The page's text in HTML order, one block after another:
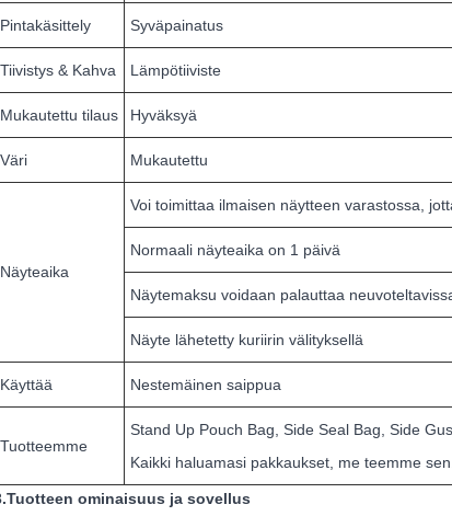
Pintakäsittely Syväpainatus
Tiivistys & Kahva Lämpötiiviste
Mukautettu tilaus Hyväksyä
Väri Mukautettu
Näyteaika
Voi toimittaa ilmaisen näytteen varastossa,
Normaali näyteaika on 1 päivä
Näytemaksu voidaan palauttaa
Näyte lähetetty kuriirin välityksellä
Käyttää Nestemäinen saippua
Tuotteemme
Stand Up Pouch Bag, Side Seal Bag, Side
Kaikki haluamasi pakkaukset, me teemme sen.
ominaisuus ja sovellus